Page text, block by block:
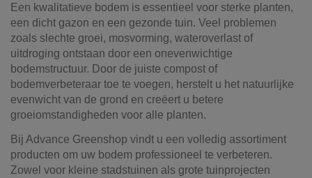
Een kwalitatieve bodem is essentieel voor sterke planten,
een dicht gazon en een gezonde tuin. Veel problemen
zoals slechte groei, mosvorming, wateroverlast of
uitdroging ontstaan door een onevenwichtige
bodemstructuur. Door de juiste compost of
bodemverbeteraar toe te voegen, herstelt u het natuurlijke
evenwicht van de grond en creëert u betere
groeiomstandigheden voor alle planten.
Bij Advance Greenshop vindt u een volledig assortiment
producten om uw bodem professioneel te verbeteren.
Zowel voor kleine stadstuinen als grote tuinprojecten